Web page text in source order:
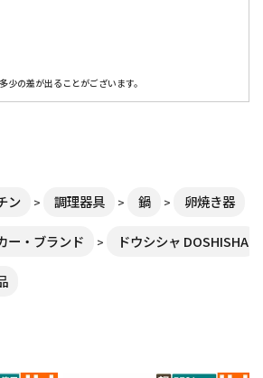
少の差が出ることがございます。
ン 調理器具 鍋 卵焼き器
ー・ブランド ドウシシャ DOSHISHA